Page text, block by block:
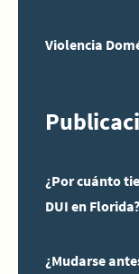
Violencia
¿Por cuánto
DUI en Florida?
¿Mudarse